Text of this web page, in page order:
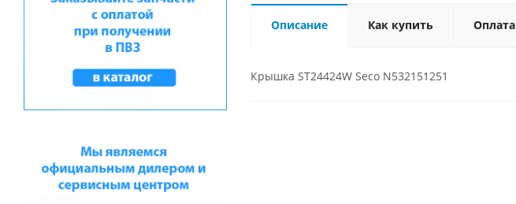
Описание Как купить Оплата
Крышка ST24424W Seco N532151251